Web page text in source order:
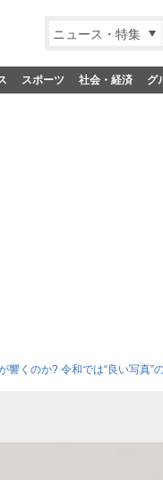
ニュース・特集
スポーツ 社会・経済 グ
響くのか? 令和では“良い写真”